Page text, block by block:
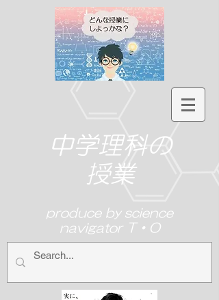
中学理科の
授業
produce by science
navigator T・O